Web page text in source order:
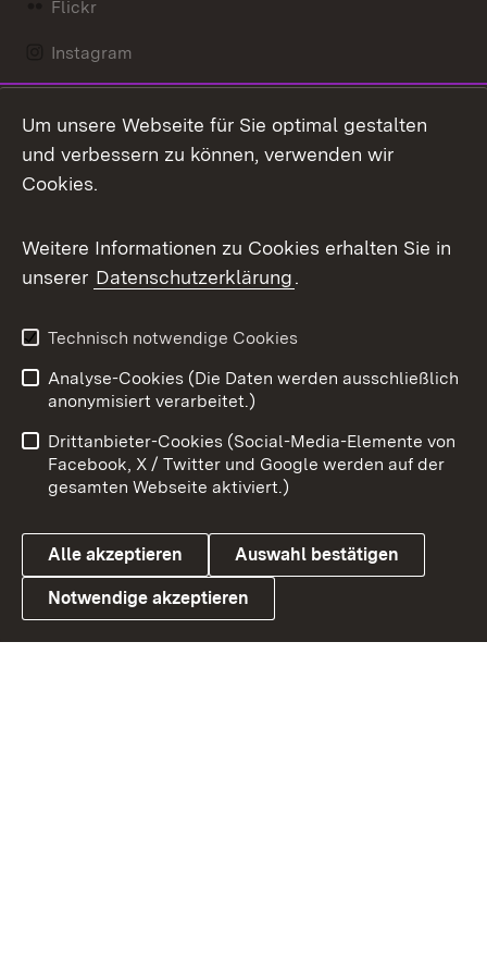
Flickr
Instagram
Mastodon
Messenger
Social Wall
X / Twitter
Youtube
Link zum Landesportal
Benutzungshinweise
Barrierefreiheit
Datenschutz
Cookies
Um unsere Webseite für Sie optimal gestalten
und verbessern zu können, verwenden wir
Cookies.
Weitere Informationen zu Cookies erhalten Sie in
unserer Datenschutzerklärung.
Technisch notwendige Cookies
Analyse-Cookies (Die Daten werden ausschließlich
anonymisiert verarbeitet.)
Drittanbieter-Cookies (Social-Media-Elemente von
Facebook, X / Twitter und Google werden auf der
gesamten Webseite aktiviert.)
Alle akzeptieren Auswahl bestätigen
Notwendige akzeptieren